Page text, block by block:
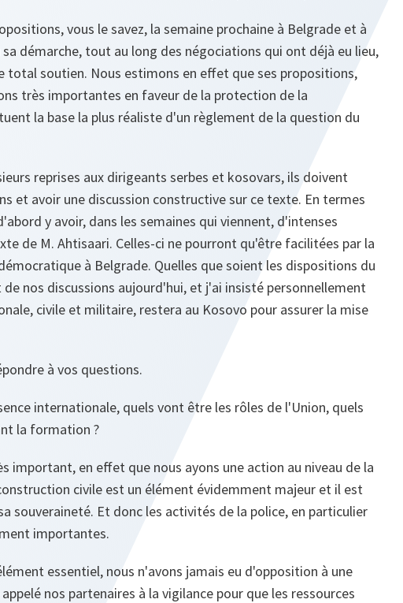
vous le savez, la semaine prochaine à Belgrade et à
démarche, tout au long des négociations qui ont déjà eu lieu,
total soutien. Nous estimons en effet que ses propositions,
très importantes en faveur de la protection de la
la base la plus réaliste d'un règlement de la question du
reprises aux dirigeants serbes et kosovars, ils doivent
et avoir une discussion constructive sur ce texte. En termes
y avoir, dans les semaines qui viennent, d'intenses
de M. Ahtisaari. Celles-ci ne pourront qu'être facilitées par la
à Belgrade. Quelles que soient les dispositions du
nos discussions aujourd'hui, et j'ai insisté personnellement
civile et militaire, restera au Kosovo pour assurer la mise
à vos questions.
internationale, quels vont être les rôles de l'Union, quels
la formation ?
important, en effet que nous ayons une action au niveau de la
civile est un élément évidemment majeur et il est
souveraineté. Et donc les activités de la police, en particulier
importantes.
essentiel, nous n'avons jamais eu d'opposition à une
nos partenaires à la vigilance pour que les ressources